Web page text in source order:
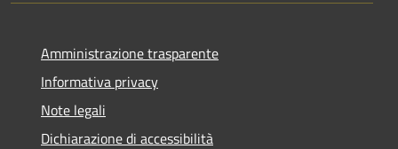
Amministrazione trasparente
Informativa privacy
Note legali
Dichiarazione di accessibilità